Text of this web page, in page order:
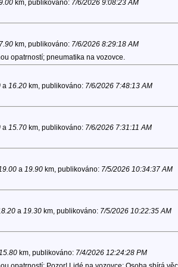
km, publikováno: 7/6/2026 9:08:23 AM
km, publikováno: 7/6/2026 8:29:18 AM
opatrností; pneumatika na vozovce.
a 16.20km, publikováno: 7/6/2026 7:48:13 AM
a 15.70km, publikováno: 7/6/2026 7:31:11 AM
a 19.90km, publikováno: 7/5/2026 10:34:37 AM
a 19.30km, publikováno: 7/5/2026 10:22:35 AM
km, publikováno: 7/4/2026 12:24:28 PM